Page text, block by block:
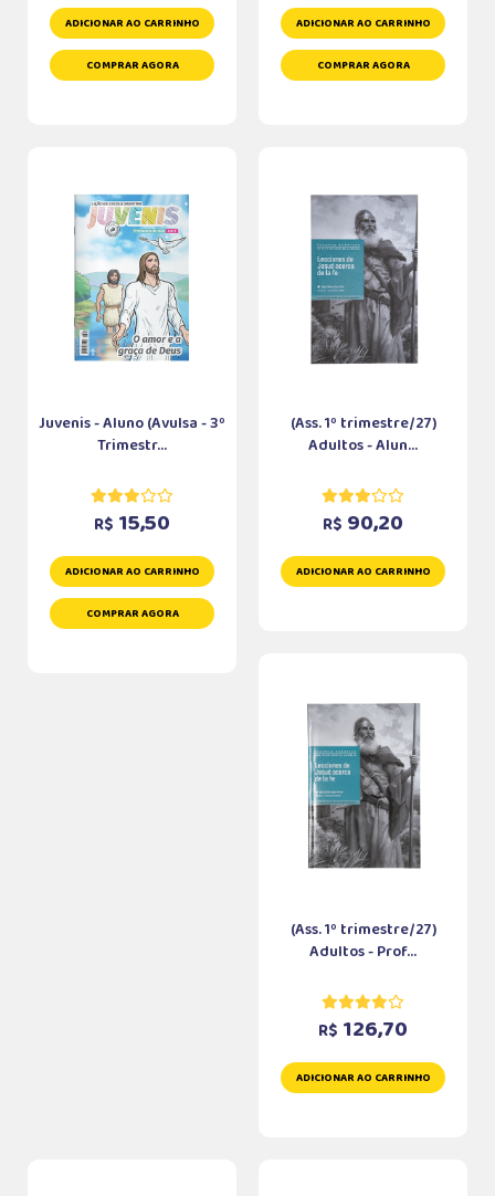
ADICIONAR AO CARRINHO
COMPRAR AGORA
ADICIONAR AO CARRINHO
COMPRAR AGORA
Juvenis - Aluno (Avulsa - 3º
Trimestr...
R$ 15,50
ADICIONAR AO CARRINHO
COMPRAR AGORA
(Ass. 1º trimestre/27)
Adultos - Alun...
R$ 90,20
ADICIONAR AO CARRINHO
(Ass. 1º trimestre/27)
Adultos - Prof...
R$ 126,70
ADICIONAR AO CARRINHO